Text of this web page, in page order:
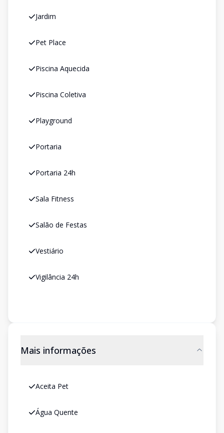
Jardim
Pet Place
Piscina Aquecida
Piscina Coletiva
Playground
Portaria
Portaria 24h
Sala Fitness
Salão de Festas
Vestiário
Vigilância 24h
Mais informações
Aceita Pet
Água Quente